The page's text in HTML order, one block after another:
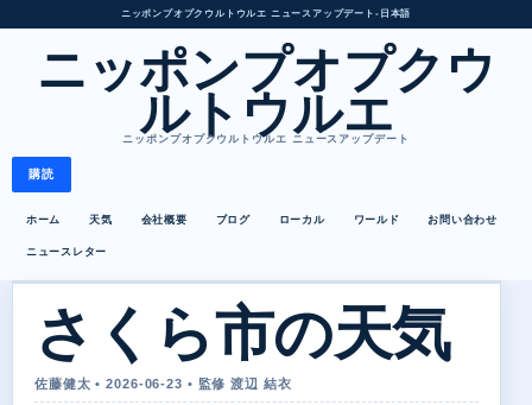
ニッポンプオプクウルトウルエ ニュースアップデート • 日本語
ニッポンプオプクウ
ルトウルエ
ニッポンプオプクウルトウルエ ニュースアップデート
購読
ホーム 天気 会社概要 ブログ ローカル ワールド お問い合わせ
ニュースレター
さくら市の天気
佐藤健太 • 2026-06-23 • 監修 渡辺 結衣